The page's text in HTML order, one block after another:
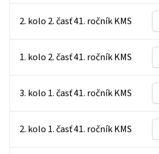
2. kolo 2. časť 41. ročník KMS
1. kolo 2. časť 41. ročník KMS
3. kolo 1. časť 41. ročník KMS
2. kolo 1. časť 41. ročník KMS